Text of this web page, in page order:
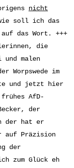
nicht
soll ich das
das Wort. +++
die
malen
Worpswede im
und jetzt hier
AfD-
der
der hat er
auf Präzision
der
zum Glück eh